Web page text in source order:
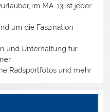
im MA-13 ist jeder
um die Faszination
und Unterhaltung für
Radsportfotos und mehr